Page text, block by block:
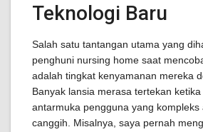
Teknologi Baru
Salah satu tantangan utama yang
penghuni nursing home saat
adalah tingkat kenyamanan mereka
Banyak lansia merasa tertekan
antarmuka pengguna yang kompleks
canggih. Misalnya, saya pernah